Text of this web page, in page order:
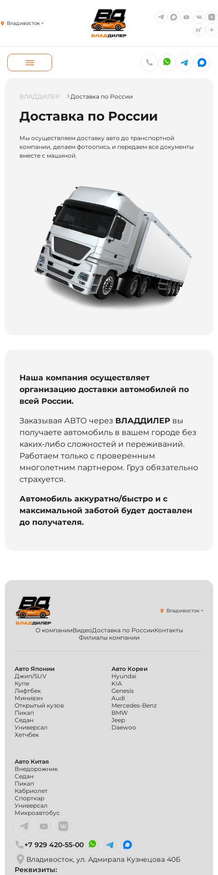
Владивосток
ВЛАДДИЛЕР Доставка по России
Доставка по России
Мы осуществляем доставку авто до транспортной
компании, делаем фотоопись и передаем все документы
вместе с машиной.
Наша компания осуществляет
организацию доставки автомобилей по
всей России.
Заказывая АВТО через ВЛАДДИЛЕР вы
получаете автомобиль в вашем городе без
каких-либо сложностей и переживаний.
Работаем только с проверенным
многолетним партнером. Груз обязательно
страхуется.
Автомобиль аккуратно/быстро и с
максимальной заботой будет доставлен
до получателя.
О компанииВидеоДоставка по РоссииКонтакты
Филиалы компании
Владивосток
+7 929 420-55-00
Владивосток, ул. Адмирала Кузнецова 40Б
Реквизиты:
Авто Японии
Джип/SUV
Купе
Лифтбек
Минивэн
Открытый кузов
Пикап
Седан
Универсал
Хетчбек
Авто Кореи
Hyundai
KIA
Genesis
Audi
Mercedes-Benz
BMW
Jeep
Daewoo
Авто Китая
Внедорожник
Седан
Пикап
Кабриолет
Спорткар
Универсал
Микроавтобус